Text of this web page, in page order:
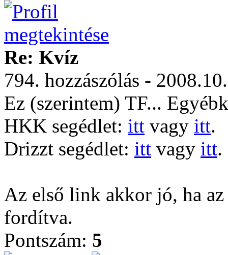
Re: Kvíz
794. hozzászólás -
Ez (szerintem) TF...
HKK segédlet: itt vagy itt.
Drizzt segédlet: itt vagy itt.
Az első link akkor jó, ha
fordítva.
Pontszám: 5